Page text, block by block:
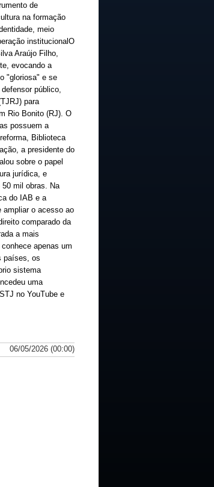
de
na formação
meio
institucionalO
Araújo Filho,
evocando a
"gloriosa" e se
público,
para
Rio Bonito (RJ). O
possuem a
Biblioteca
a presidente do
sobre o papel
jurídica, e
mil obras. Na
do IAB e a
ampliar o acesso ao
comparado da
a mais
apenas um
países, os
sistema
uma
no YouTube e
06/05/2026 (00:00)